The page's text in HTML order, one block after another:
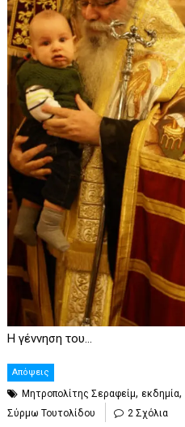
Η γέννηση του…
Απόψεις
Mητροπολίτης Σεραφείμ, εκδημία,
Σύρμω Τουτολίδου 2 Σχόλια